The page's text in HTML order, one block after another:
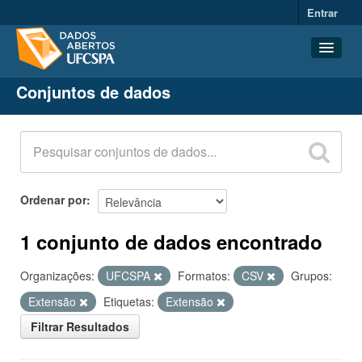
Entrar
Conjuntos de dados
Organizações
Grupos
Sobre
Conjuntos de dados
Ordenar por
1 conjunto de dados encontrado
Organizações: UFCSPA Formatos: CSV
Grupos:
Extensão
Etiquetas:
Extensão
Filtrar Resultados